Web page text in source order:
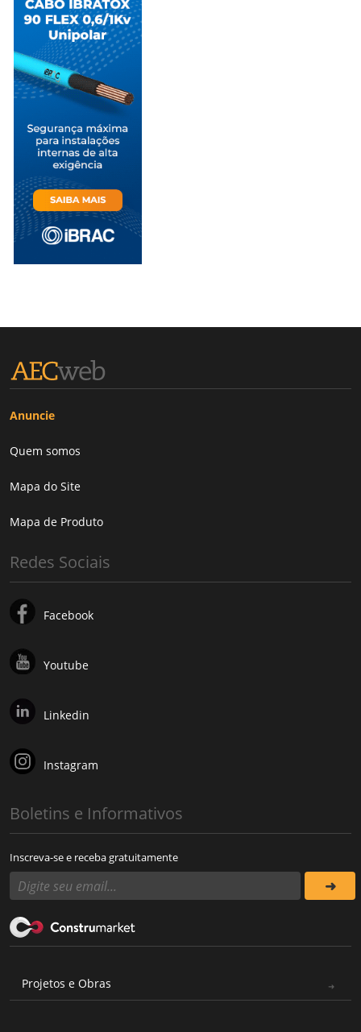
Anuncie
Quem somos
Mapa do Site
Mapa de Produto
Redes Sociais
Facebook
Youtube
Linkedin
Instagram
Boletins e Informativos
Inscreva-se e receba gratuitamente
Projetos e Obras